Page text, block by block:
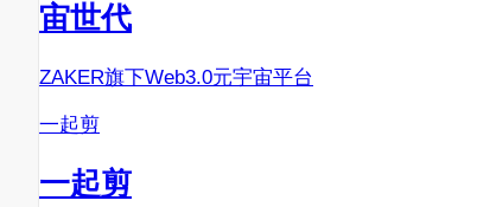
宙世代
ZAKER旗下Web3.0元宇宙平台
一起剪
一起剪